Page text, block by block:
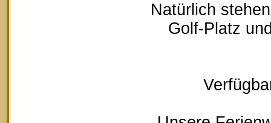
Natürlich
Golf-Platz